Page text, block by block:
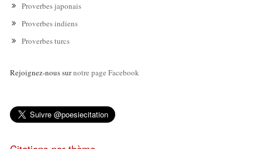
Proverbes japonais
Proverbes indiens
Proverbes turcs
Rejoignez-nous surnotre page Facebook